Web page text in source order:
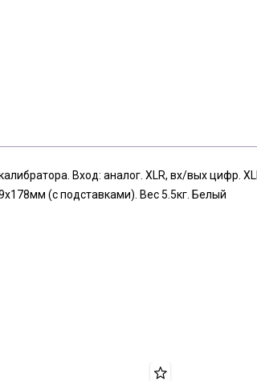
Вход: аналог. XLR, вх/вых цифр.
(с подставками). Вес 5.5кг. Белый